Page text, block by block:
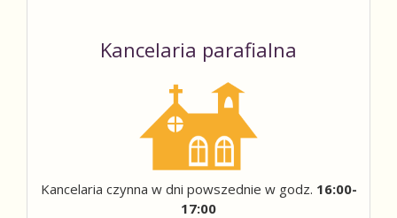
Kancelaria parafialna
Kancelaria czynna w dni powszednie w godz. 16:00-
17:00